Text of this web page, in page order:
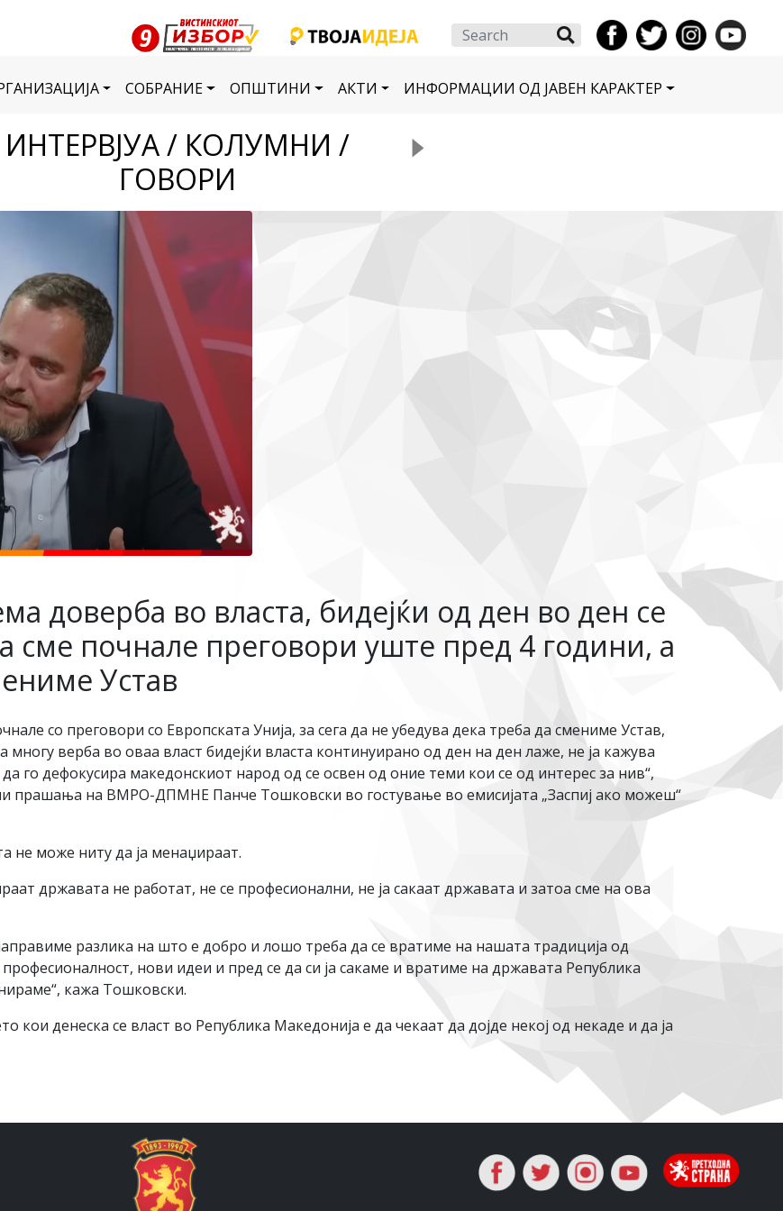
Search
СОБРАНИЕ ОПШТИНИ АКТИ ИНФОРМАЦИИ ОД ЈАВЕН КАРАКТЕР
ИНТЕРВЈУА / КОЛУМНИ /
ГОВОРИ
доверба во власта, бидејќи од ден во ден се
сме почнале преговори уште пред 4 години, а
Устав
со преговори со Европската Унија, за сега да не убедува дека треба да смениме Устав,
верба во оваа власт бидејќи власта континуирано од ден на ден лаже, не ја кажува
го дефокусира македонскиот народ од се освен од оние теми кои се од интерес за нив“,
прашања на ВМРО-ДПМНЕ Панче Тошковски во гостување во емисијата „Заспиј ако можеш“
не може ниту да ја менаџираат.
државата не работат, не се професионални, не ја сакаат државата и затоа сме на ова
разлика на што е добро и лошо треба да се вратиме на нашата традиција од
нови идеи и пред се да си ја сакаме и вратиме на државата Република
кажа Тошковски.
кои денеска се власт во Република Македонија е да чекаат да дојде некој од некаде и да ја